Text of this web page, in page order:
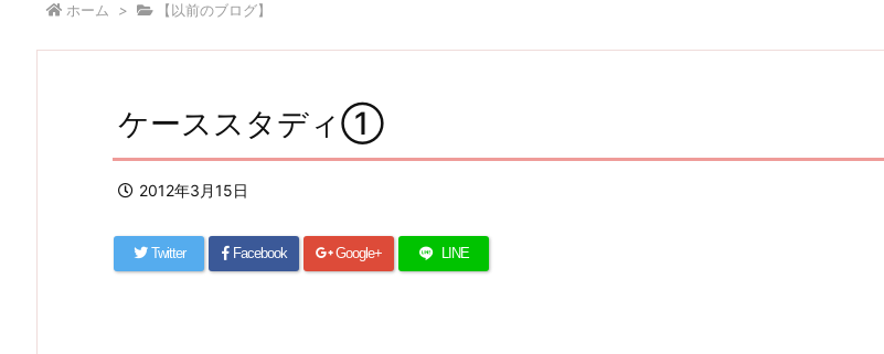
ホーム > 【以前のブログ】
ケーススタディ①
2012年3月15日
Twitter Facebook Google+ LINE